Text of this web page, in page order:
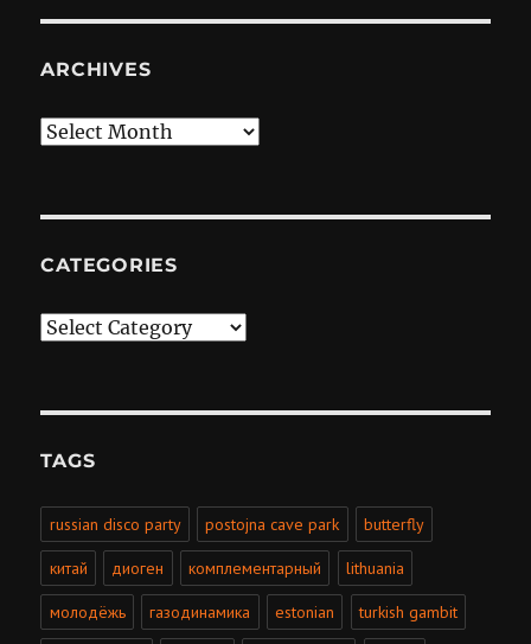
ARCHIVES
Archives
CATEGORIES
Categories
TAGS
russian disco party postojna cave park butterfly
китай диоген комплементарный lithuania
молодёжь газодинамика estonian turkish gambit